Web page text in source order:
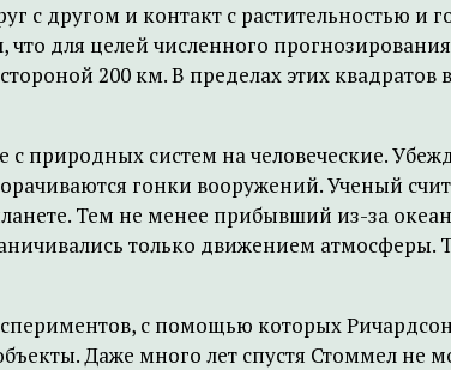
с другом и контакт с растительностью и
что для целей численного
200 км. В пределах этих
с природных систем на человеческие.
гонки вооружений. Ученый
Тем не менее прибывший из-за
только движением атмосферы.
с помощью которых
Даже много лет спустя Стоммел не